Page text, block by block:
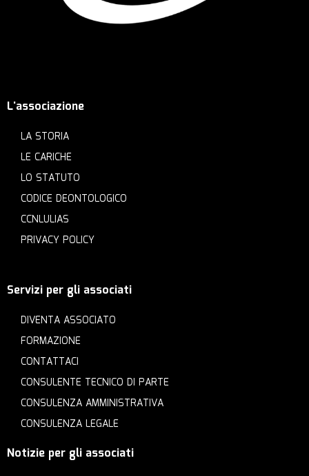
L'associazione
LA STORIA
LE CARICHE
LO STATUTO
CODICE DEONTOLOGICO
CCNLULIAS
PRIVACY POLICY
Servizi per gli associati
DIVENTA ASSOCIATO
FORMAZIONE
CONTATTACI
CONSULENTE TECNICO DI PARTE
CONSULENZA AMMINISTRATIVA
CONSULENZA LEGALE
Notizie per gli associati